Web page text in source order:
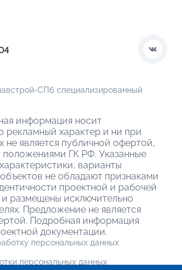
СПб специализированный
информация носит
рекламный характер и ни при
не является публичной офертой,
ГК РФ. Указанные
варианты
не обладают признаками
проектной и рабочей
размещены исключительно
Предложение не является
Подробная информация
документации.
персональных данных
персональных данных